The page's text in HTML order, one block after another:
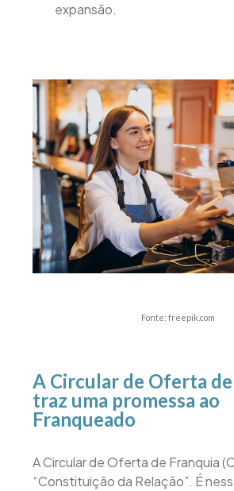
expansão.
Fonte: freepik.com
A Circular de Oferta
traz uma promessa ao
Franqueado
A Circular de Oferta de Franquia
“Constituição da Relação”. É